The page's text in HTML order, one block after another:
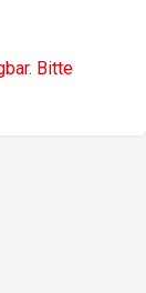
Bitte